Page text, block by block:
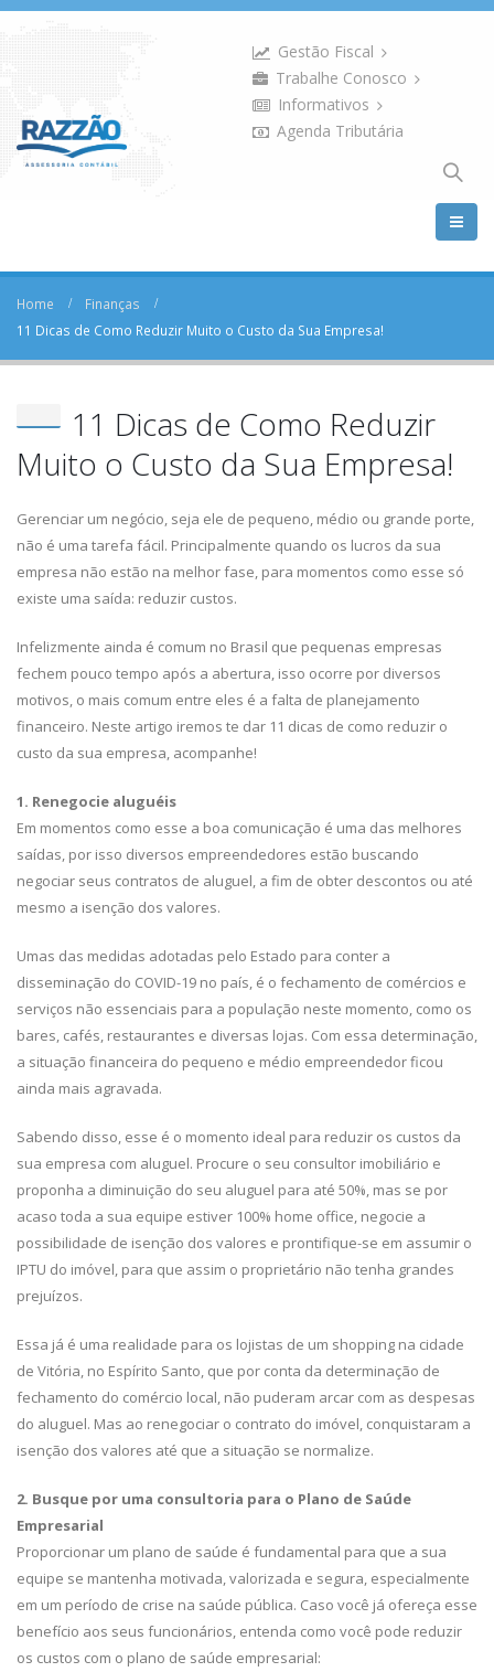
Gestão Fiscal
Trabalhe Conosco
Informativos
Agenda Tributária
Home
Finanças
11 Dicas de Como Reduzir Muito o Custo da Sua Empresa!
11 Dicas de Como Reduzir
Muito o Custo da Sua Empresa!
Gerenciar um negócio, seja ele de pequeno, médio ou grande porte,
não é uma tarefa fácil. Principalmente quando os lucros da sua
empresa não estão na melhor fase, para momentos como esse só
existe uma saída: reduzir custos.
Infelizmente ainda é comum no Brasil que pequenas empresas
fechem pouco tempo após a abertura, isso ocorre por diversos
motivos, o mais comum entre eles é a falta de planejamento
financeiro. Neste artigo iremos te dar 11 dicas de como reduzir o
custo da sua empresa, acompanhe!
1. Renegocie aluguéis
Em momentos como esse a boa comunicação é uma das melhores
saídas, por isso diversos empreendedores estão buscando
negociar seus contratos de aluguel, a fim de obter descontos ou até
mesmo a isenção dos valores.
Umas das medidas adotadas pelo Estado para conter a
disseminação do COVID-19 no país, é o fechamento de comércios e
serviços não essenciais para a população neste momento, como os
bares, cafés, restaurantes e diversas lojas. Com essa determinação,
a situação financeira do pequeno e médio empreendedor ficou
ainda mais agravada.
Sabendo disso, esse é o momento ideal para reduzir os custos da
sua empresa com aluguel. Procure o seu consultor imobiliário e
proponha a diminuição do seu aluguel para até 50%, mas se por
acaso toda a sua equipe estiver 100% home office, negocie a
possibilidade de isenção dos valores e prontifique-se em assumir o
IPTU do imóvel, para que assim o proprietário não tenha grandes
prejuízos.
Essa já é uma realidade para os lojistas de um shopping na cidade
de Vitória, no Espírito Santo, que por conta da determinação de
fechamento do comércio local, não puderam arcar com as despesas
do aluguel. Mas ao renegociar o contrato do imóvel, conquistaram a
isenção dos valores até que a situação se normalize.
2. Busque por uma consultoria para o Plano de Saúde
Empresarial
Proporcionar um plano de saúde é fundamental para que a sua
equipe se mantenha motivada, valorizada e segura, especialmente
em um período de crise na saúde pública. Caso você já ofereça esse
benefício aos seus funcionários, entenda como você pode reduzir
os custos com o plano de saúde empresarial: